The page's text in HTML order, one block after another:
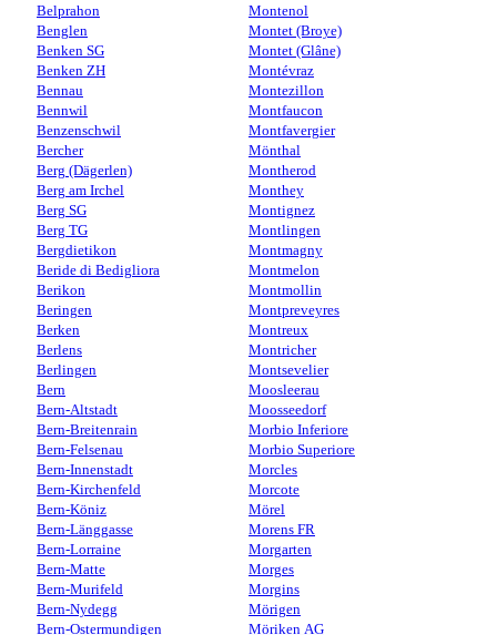
Belprahon
Benglen
Benken SG
Benken ZH
Bennau
Bennwil
Benzenschwil
Bercher
Berg (Dägerlen)
Berg am Irchel
Berg SG
Berg TG
Bergdietikon
Beride di Bedigliora
Berikon
Beringen
Berken
Berlens
Berlingen
Bern
Bern-Altstadt
Bern-Breitenrain
Bern-Felsenau
Bern-Innenstadt
Bern-Kirchenfeld
Bern-Köniz
Bern-Länggasse
Bern-Lorraine
Bern-Matte
Bern-Murifeld
Bern-Nydegg
Bern-Ostermundigen
Montenol
Montet (Broye)
Montet (Glâne)
Montévraz
Montezillon
Montfaucon
Montfavergier
Mönthal
Montherod
Monthey
Montignez
Montlingen
Montmagny
Montmelon
Montmollin
Montpreveyres
Montreux
Montricher
Montsevelier
Moosleerau
Moosseedorf
Morbio Inferiore
Morbio Superiore
Morcles
Morcote
Mörel
Morens FR
Morgarten
Morges
Morgins
Mörigen
Möriken AG